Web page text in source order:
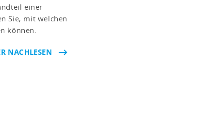
einer
Sie, mit welchen
können.
NACHLESEN